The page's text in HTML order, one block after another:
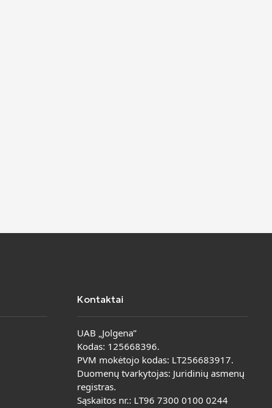
Kontaktai
UAB „Jolgena”
Kodas: 125668396.
PVM mokėtojo kodas: LT256683917.
Duomenų tvarkytojas: Juridinių asmenų
registras.
Sąskaitos nr.: LT96 7300 0100 0244